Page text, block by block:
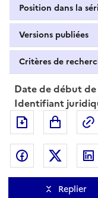
Position dans la
Versions publiées
Critères de
Date de début
Identifiant
Exporter le
Partager sur
Replier